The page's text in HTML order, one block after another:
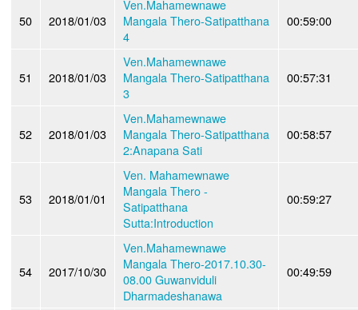
50 2018/01/03
Ven.Mahamewnawe
Mangala Thero-Satipatthana
4
00:59:00
51 2018/01/03
Ven.Mahamewnawe
Mangala Thero-Satipatthana
3
00:57:31
52 2018/01/03
Ven.Mahamewnawe
Mangala Thero-Satipatthana
2:Anapana Sati
00:58:57
53 2018/01/01
Ven. Mahamewnawe
Mangala Thero -
Satipatthana
Sutta:Introduction
00:59:27
54 2017/10/30
Ven.Mahamewnawe
Mangala Thero-2017.10.30-
08.00 Guwanviduli
Dharmadeshanawa
00:49:59